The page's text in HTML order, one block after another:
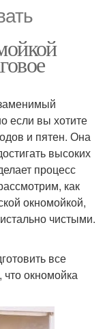
если вы хотите
и пятен. Она
высоких
процесс
как
окномойкой,
чистыми.
все
окномойка